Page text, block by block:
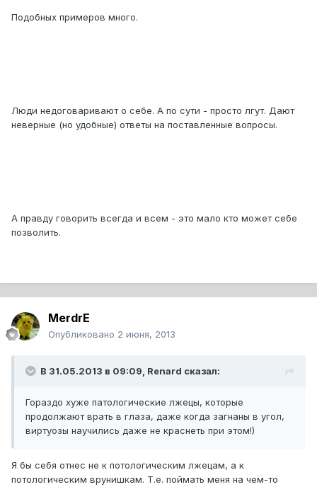
Подобных примеров много.
Люди недоговаривают о себе. А по сути - просто лгут. Дают
неверные (но удобные) ответы на поставленные вопросы.
А правду говорить всегда и всем - это мало кто может себе
позволить.
MerdrE
Опубликовано 2 июня, 2013
В 31.05.2013 в 09:09, Renard сказал:
Гораздо хуже патологические лжецы, которые
продолжают врать в глаза, даже когда загнаны в угол,
виртуозы научились даже не краснеть при этом!)
Я бы себя отнес не к потологическим лжецам, а к
потологическим врунишкам. Т.е. поймать меня на чем-то